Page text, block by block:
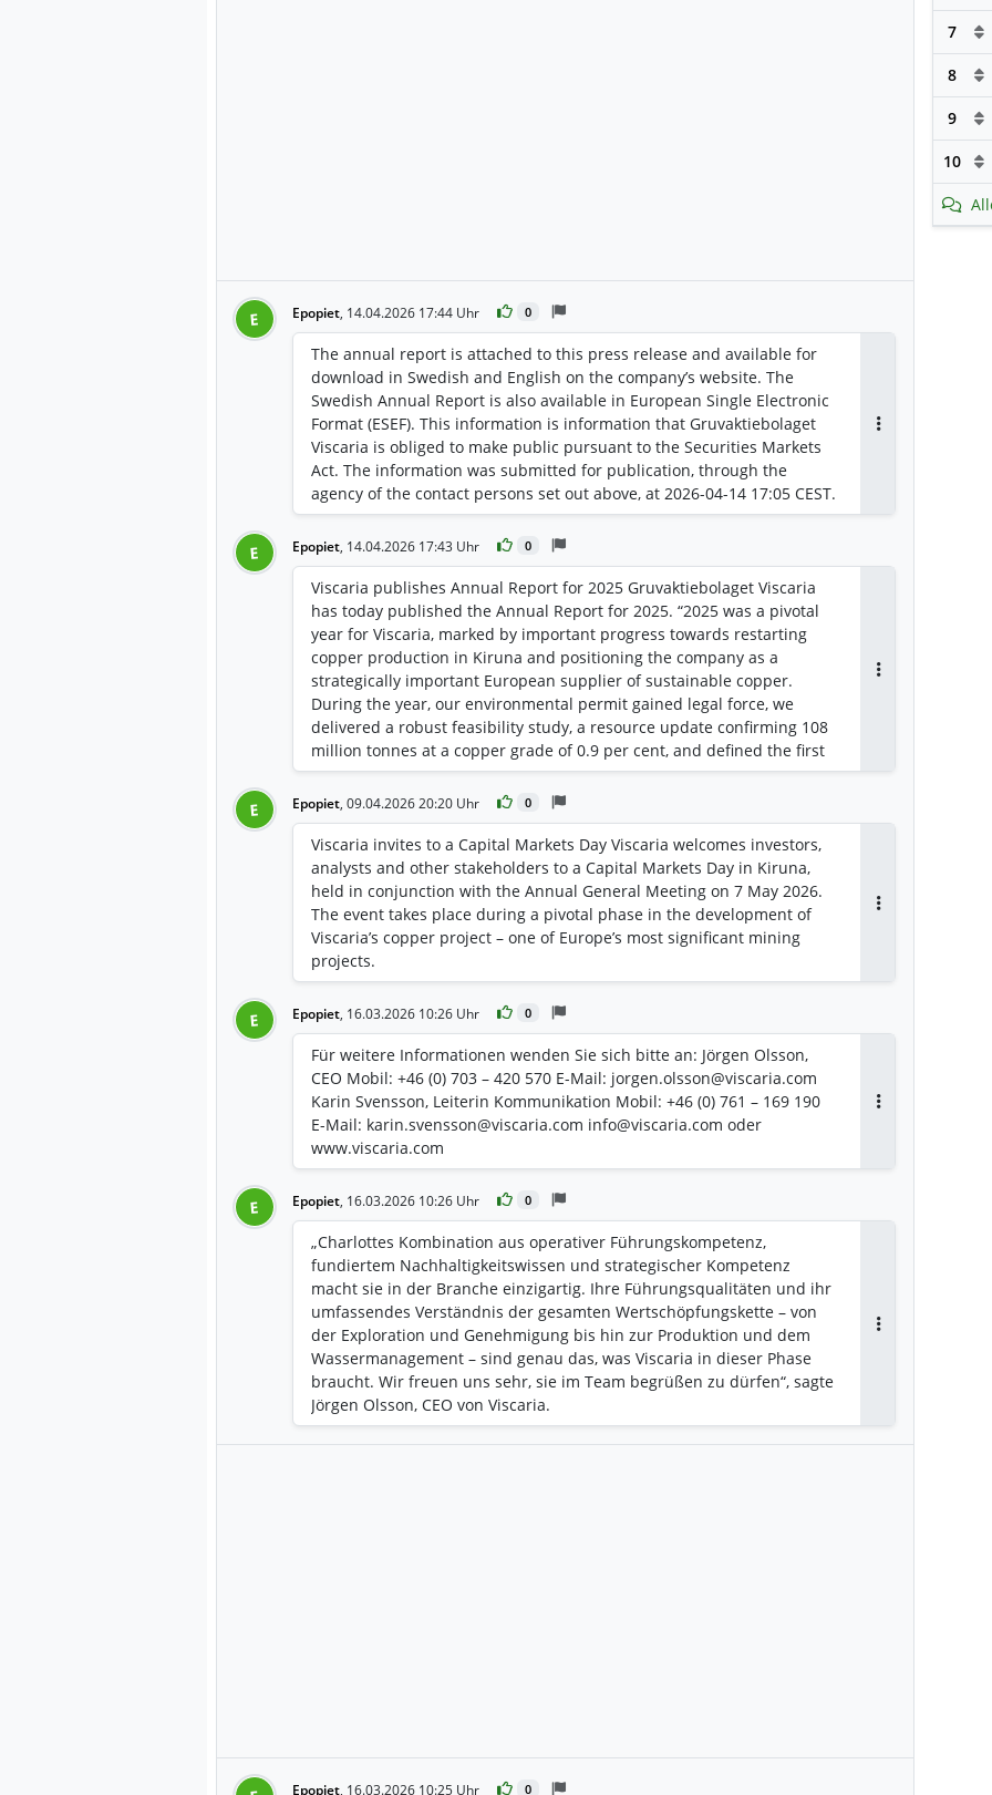
E Epopiet, 14.04.2026 17:44 Uhr 0
The annual report is attached to this press release and available for
download in Swedish and English on the company’s website. The
Swedish Annual Report is also available in European Single Electronic
Format (ESEF). This information is information that Gruvaktiebolaget
Viscaria is obliged to make public pursuant to the Securities Markets
Act. The information was submitted for publication, through the
agency of the contact persons set out above, at 2026-04-14 17:05 CEST.
E Epopiet, 14.04.2026 17:43 Uhr 0
Viscaria publishes Annual Report for 2025 Gruvaktiebolaget Viscaria
has today published the Annual Report for 2025. “2025 was a pivotal
year for Viscaria, marked by important progress towards restarting
copper production in Kiruna and positioning the company as a
strategically important European supplier of sustainable copper.
During the year, our environmental permit gained legal force, we
delivered a robust feasibility study, a resource update confirming 108
million tonnes at a copper grade of 0.9 per cent, and defined the first
Mineral Reserve. At the same time, we strengthened our financing and
entered into a memorandum of understanding regarding a long‑term
offtake agreement with Aurubis. Overall, the year’s progress confirms
the project’s robustness and strengthens Viscaria’s long‑term value
creation potential,” said Jörgen Olsson, CEO of Viscaria.
E Epopiet, 09.04.2026 20:20 Uhr 0
Viscaria invites to a Capital Markets Day Viscaria welcomes investors,
analysts and other stakeholders to a Capital Markets Day in Kiruna,
held in conjunction with the Annual General Meeting on 7 May 2026.
The event takes place during a pivotal phase in the development of
Viscaria’s copper project – one of Europe’s most significant mining
projects.
E Epopiet, 16.03.2026 10:26 Uhr 0
Für weitere Informationen wenden Sie sich bitte an: Jörgen Olsson,
CEO Mobil: +46 (0) 703 – 420 570 E-Mail: jorgen.olsson@viscaria.com
Karin Svensson, Leiterin Kommunikation Mobil: +46 (0) 761 – 169 190
E-Mail: karin.svensson@viscaria.com info@viscaria.com oder
www.viscaria.com
E Epopiet, 16.03.2026 10:26 Uhr 0
„Charlottes Kombination aus operativer Führungskompetenz,
fundiertem Nachhaltigkeitswissen und strategischer Kompetenz
macht sie in der Branche einzigartig. Ihre Führungsqualitäten und ihr
umfassendes Verständnis der gesamten Wertschöpfungskette – von
der Exploration und Genehmigung bis hin zur Produktion und dem
Wassermanagement – ​​sind genau das, was Viscaria in dieser Phase
braucht. Wir freuen uns sehr, sie im Team begrüßen zu dürfen“, sagte
Jörgen Olsson, CEO von Viscaria.
Epopiet, 16.03.2026 10:25 Uhr 0
7
8
9
10